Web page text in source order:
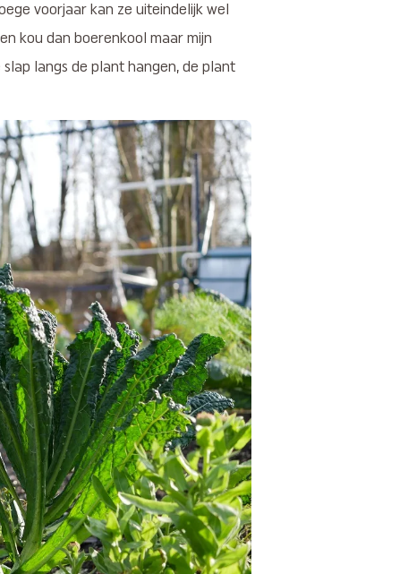
voorjaar kan ze uiteindelijk wel
kou dan boerenkool maar mijn
langs de plant hangen, de plant